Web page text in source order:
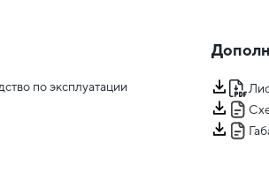
по эксплуатации